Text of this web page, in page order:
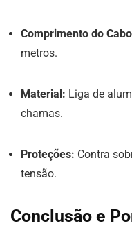
Comprimento do
metros.
Material: Liga de
chamas.
Proteções: Contra
tensão.
Conclusão e